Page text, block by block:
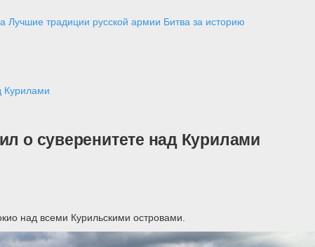
Лучшие традиции русской армии Битва за историю
Курилами
о суверенитете над Курилами
над всеми Курильскими островами.